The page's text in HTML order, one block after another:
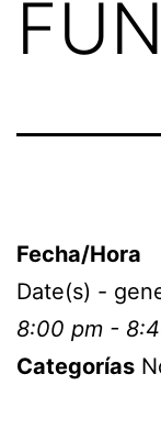
Fecha/Hora
Date(s) -
8:00 pm -
Categorías